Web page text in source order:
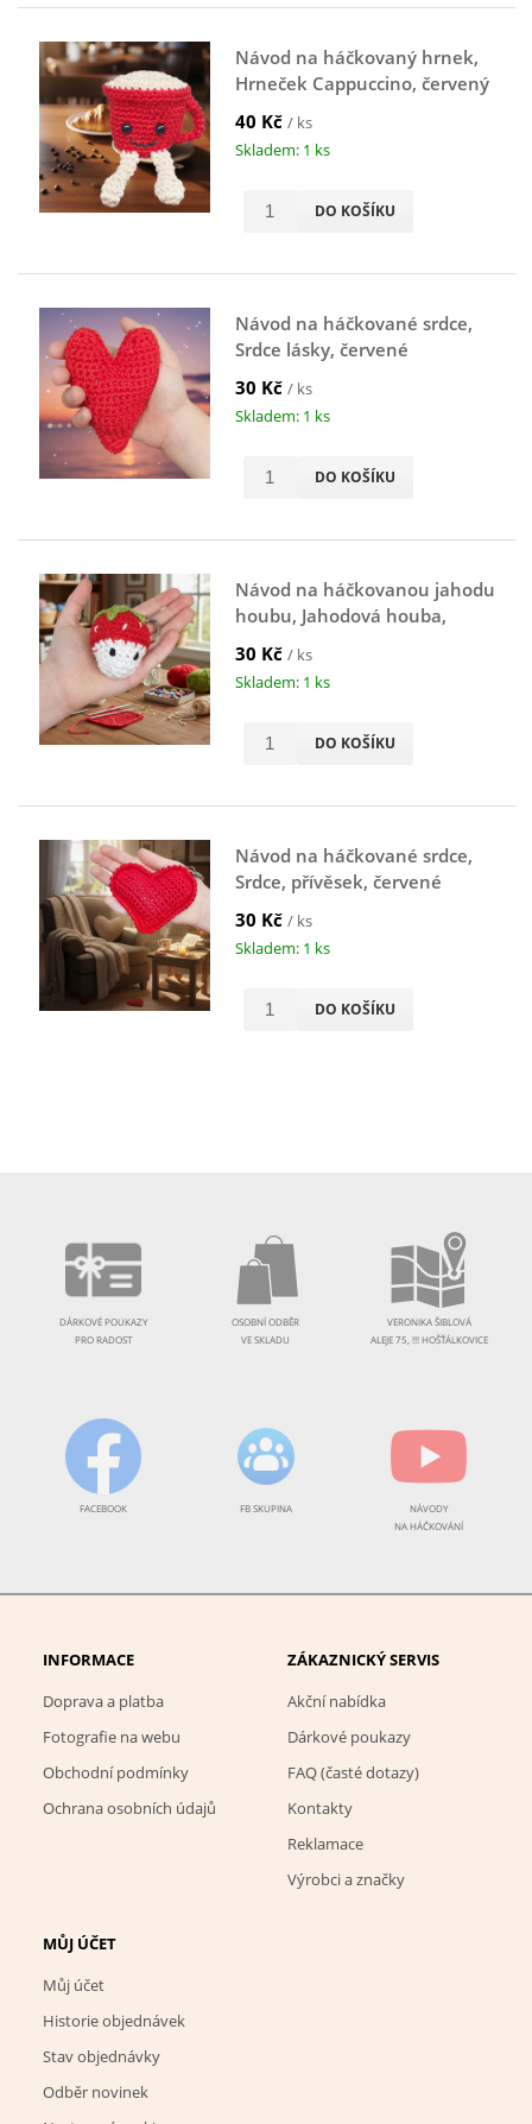
Návod na háčkovaný hrnek,
Hrneček Cappuccino, červený
40 Kč / ks
Skladem: 1 ks
DO KOŠÍKU
Návod na háčkované srdce,
Srdce lásky, červené
30 Kč / ks
Skladem: 1 ks
DO KOŠÍKU
Návod na háčkovanou jahodu
houbu, Jahodová houba,
30 Kč / ks
Skladem: 1 ks
DO KOŠÍKU
Návod na háčkované srdce,
Srdce, přívěsek, červené
30 Kč / ks
Skladem: 1 ks
DO KOŠÍKU
DÁRKOVÉ POUKAZY
PRO RADOST
OSOBNÍ ODBĚR
VE SKLADU
VERONIKA ŠIBLOVÁ
ALEJE 75, !!! HOŠŤÁLKOVICE
FACEBOOK FB SKUPINA
NÁVODY
NA HÁČKOVÁNÍ
INFORMACE
Doprava a platba
Fotografie na webu
Obchodní podmínky
Ochrana osobních údajů
ZÁKAZNICKÝ SERVIS
Akční nabídka
Dárkové poukazy
FAQ (časté dotazy)
Kontakty
Reklamace
Výrobci a značky
MŮJ ÚČET
Můj účet
Historie objednávek
Stav objednávky
Odběr novinek